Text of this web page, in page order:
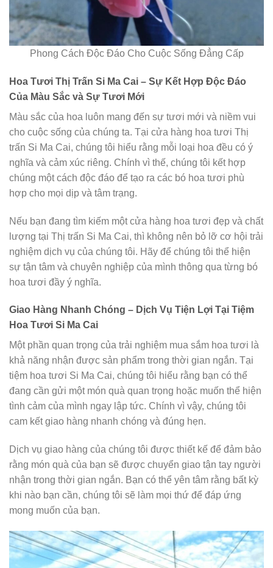
Phong Cách Độc Đáo Cho Cuộc Sống Đẳng Cấp
Hoa Tươi Thị Trấn Si Ma Cai – Sự Kết Hợp Độc Đáo
Của Màu Sắc và Sự Tươi Mới
Màu sắc của hoa luôn mang đến sự tươi mới và niềm vui
cho cuộc sống của chúng ta. Tại cửa hàng hoa tươi Thị
trấn Si Ma Cai, chúng tôi hiểu rằng mỗi loại hoa đều có ý
nghĩa và cảm xúc riêng. Chính vì thế, chúng tôi kết hợp
chúng một cách độc đáo để tạo ra các bó hoa tươi phù
hợp cho mọi dịp và tâm trạng.
Nếu bạn đang tìm kiếm một cửa hàng hoa tươi đẹp và chất
lượng tại Thị trấn Si Ma Cai, thì không nên bỏ lỡ cơ hội trải
nghiệm dịch vụ của chúng tôi. Hãy để chúng tôi thể hiện
sự tận tâm và chuyên nghiệp của mình thông qua từng bó
hoa tươi đầy ý nghĩa.
Giao Hàng Nhanh Chóng – Dịch Vụ Tiện Lợi Tại Tiệm
Hoa Tươi Si Ma Cai
Một phần quan trọng của trải nghiệm mua sắm hoa tươi là
khả năng nhận được sản phẩm trong thời gian ngắn. Tại
tiệm hoa tươi Si Ma Cai, chúng tôi hiểu rằng bạn có thể
đang cần gửi một món quà quan trọng hoặc muốn thể hiện
tình cảm của mình ngay lập tức. Chính vì vậy, chúng tôi
cam kết giao hàng nhanh chóng và đúng hẹn.
Dịch vụ giao hàng của chúng tôi được thiết kế để đảm bảo
rằng món quà của bạn sẽ được chuyển giao tận tay người
nhận trong thời gian ngắn. Bạn có thể yên tâm rằng bất kỳ
khi nào bạn cần, chúng tôi sẽ làm mọi thứ để đáp ứng
mong muốn của bạn.